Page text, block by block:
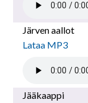
Järven aallot
Lataa MP3
Jääkaappi